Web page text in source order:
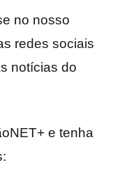
no nosso
redes sociais
notícias do
e tenha